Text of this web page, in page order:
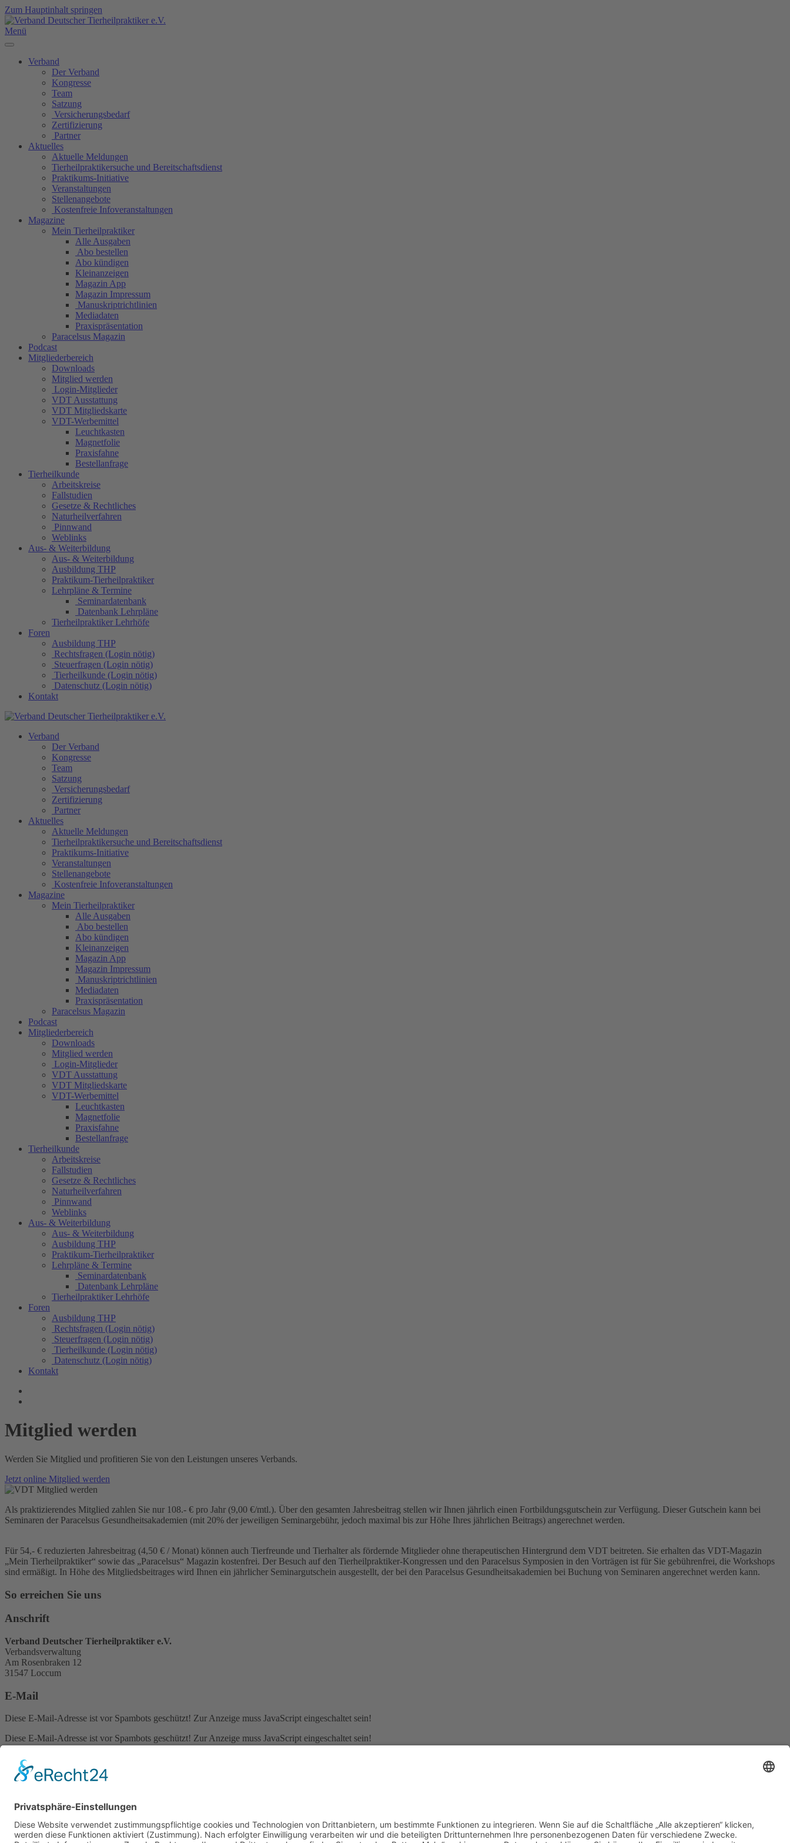
Zum Hauptinhalt springen
Menü
Verband
Der Verband
Kongresse
Team
Satzung
Versicherungsbedarf
Zertifizierung
Partner
Aktuelles
Aktuelle Meldungen
Tierheilpraktikersuche und Bereitschaftsdienst
Praktikums-Initiative
Veranstaltungen
Stellenangebote
Kostenfreie Infoveranstaltungen
Magazine
Mein Tierheilpraktiker
Alle Ausgaben
Abo bestellen
Abo kündigen
Kleinanzeigen
Magazin App
Magazin Impressum
Manuskriptrichtlinien
Mediadaten
Praxispräsentation
Paracelsus Magazin
Podcast
Mitgliederbereich
Downloads
Mitglied werden
Login-Mitglieder
VDT Ausstattung
VDT Mitgliedskarte
VDT-Werbemittel
Leuchtkasten
Magnetfolie
Praxisfahne
Bestellanfrage
Tierheilkunde
Arbeitskreise
Fallstudien
Gesetze & Rechtliches
Naturheilverfahren
Pinnwand
Weblinks
Aus- & Weiterbildung
Aus- & Weiterbildung
Ausbildung THP
Praktikum-Tierheilpraktiker
Lehrpläne & Termine
Seminardatenbank
Datenbank Lehrpläne
Tierheilpraktiker Lehrhöfe
Foren
Ausbildung THP
Rechtsfragen (Login nötig)
Steuerfragen (Login nötig)
Tierheilkunde (Login nötig)
Datenschutz (Login nötig)
Kontakt
Verband
Der Verband
Kongresse
Team
Satzung
Versicherungsbedarf
Zertifizierung
Partner
Aktuelles
Aktuelle Meldungen
Tierheilpraktikersuche und Bereitschaftsdienst
Praktikums-Initiative
Veranstaltungen
Stellenangebote
Kostenfreie Infoveranstaltungen
Magazine
Mein Tierheilpraktiker
Alle Ausgaben
Abo bestellen
Abo kündigen
Kleinanzeigen
Magazin App
Magazin Impressum
Manuskriptrichtlinien
Mediadaten
Praxispräsentation
Paracelsus Magazin
Podcast
Mitgliederbereich
Downloads
Mitglied werden
Login-Mitglieder
VDT Ausstattung
VDT Mitgliedskarte
VDT-Werbemittel
Leuchtkasten
Magnetfolie
Praxisfahne
Bestellanfrage
Tierheilkunde
Arbeitskreise
Fallstudien
Gesetze & Rechtliches
Naturheilverfahren
Pinnwand
Weblinks
Aus- & Weiterbildung
Aus- & Weiterbildung
Ausbildung THP
Praktikum-Tierheilpraktiker
Lehrpläne & Termine
Seminardatenbank
Datenbank Lehrpläne
Tierheilpraktiker Lehrhöfe
Foren
Ausbildung THP
Rechtsfragen (Login nötig)
Steuerfragen (Login nötig)
Tierheilkunde (Login nötig)
Datenschutz (Login nötig)
Kontakt
Mitglied werden
Werden Sie Mitglied und profitieren Sie von den Leistungen unseres Verbands.
Jetzt online Mitglied werden
Als praktizierendes Mitglied zahlen Sie nur 108.- € pro Jahr (9,00 €/mtl.). Über den gesamten Jahresbeitrag stellen wir Ihnen jährlich einen Fortbildungsgutschein zur Verfügung. Dieser Gutschein kann bei
Seminaren der Paracelsus Gesundheitsakademien (mit 20% der jeweiligen Seminargebühr, jedoch maximal bis zur Höhe Ihres jährlichen Beitrags) angerechnet werden.
Für 54,- € reduzierten Jahresbeitrag (4,50 € / Monat) können auch Tierfreunde und Tierhalter als fördernde Mitglieder ohne therapeutischen Hintergrund dem VDT beitreten. Sie erhalten das VDT-Magazin
„Mein Tierheilpraktiker“ sowie das „Paracelsus“ Magazin kostenfrei. Der Besuch auf den Tierheilpraktiker-Kongressen und den Paracelsus Symposien in den Vorträgen ist für Sie gebührenfrei, die Workshops
sind ermäßigt. In Höhe des Mitgliedsbeitrages wird Ihnen ein jährlicher Seminargutschein ausgestellt, der bei den Paracelsus Gesundheitsakademien bei Buchung von Seminaren angerechnet werden kann.
So erreichen Sie uns
Anschrift
Verband Deutscher Tierheilpraktiker e.V.
Verbandsverwaltung
Am Rosenbraken 12
31547 Loccum
E-Mail
Diese E-Mail-Adresse ist vor Spambots geschützt! Zur Anzeige muss JavaScript eingeschaltet sein!
Diese E-Mail-Adresse ist vor Spambots geschützt! Zur Anzeige muss JavaScript eingeschaltet sein!
Telefon Service-Team
Tel: 0261-1349 5200
Tel: 0172-546 19 20
Kontakt
Impressum